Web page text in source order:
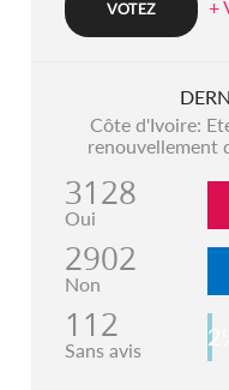
+
Côte d'Ivoire:
renouvellement
3128
Oui
2902
Non
112
Sans avis 2%